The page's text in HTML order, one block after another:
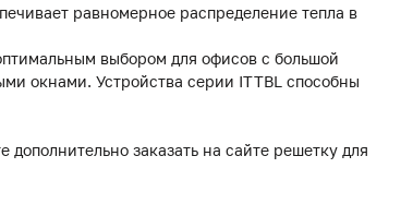
равномерное распределение тепла в
выбором для офисов с большой
окнами. Устройства серии ITTBL способны
заказать на сайте решетку для